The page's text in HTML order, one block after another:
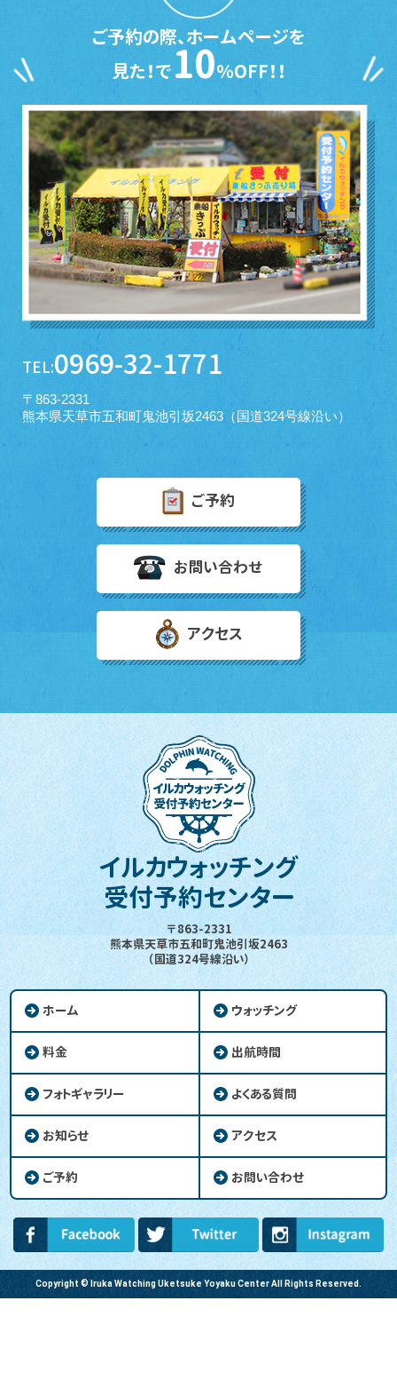
ご予約の際、ホームページを
見た！で10％OFF！！
TEL:0969-32-1771
〒863-2331
熊本県天草市五和町鬼池引坂2463（国道324号線沿い）
ご予約
お問い合わせ
アクセス
イルカウォッチング
受付予約センター
〒863-2331
熊本県天草市五和町鬼池引坂2463
（国道324号線沿い）
ホーム ウォッチング
料金 出航時間
フォトギャラリー よくある質問
お知らせ アクセス
ご予約 お問い合わせ
Copyright © Iruka Watching Uketsuke Yoyaku Center All Rights Reserved.